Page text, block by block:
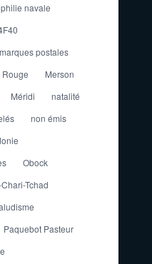
navale
marques postales
Rouge
Merson
Méridi
natalité
non émis
Obock
Tchad
Paquebot Pasteur